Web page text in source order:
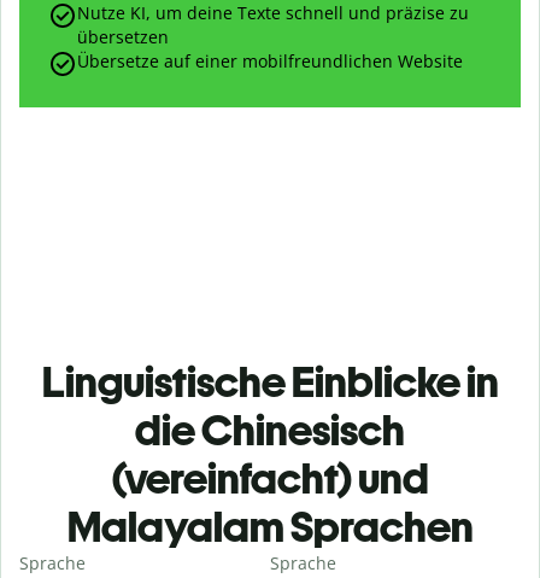
Nutze KI, um deine Texte schnell und präzise zu
übersetzen
Übersetze auf einer mobilfreundlichen Website
Linguistische Einblicke in
die Chinesisch
(vereinfacht) und
Malayalam Sprachen
Sprache
Sprache